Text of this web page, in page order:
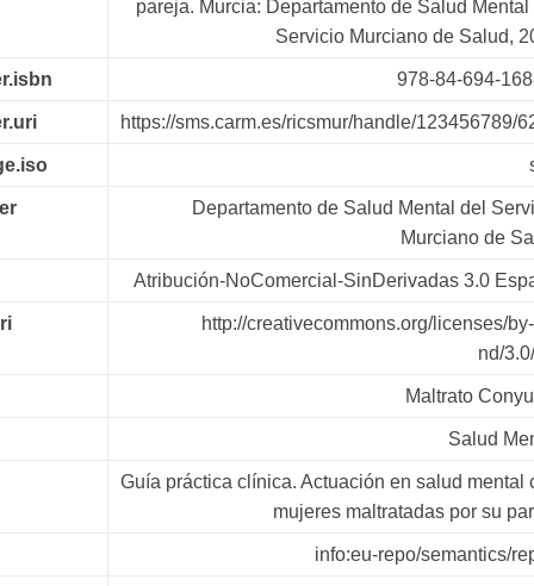
pareja. Murcia: Departamento de Salud Mental
Servicio Murciano de Salud,
978-84-694-
https://sms.carm.es/ricsmur/handle/123456789/
Departamento de Salud Mental del
Murciano de
Atribución-NoComercial-SinDerivadas 3.0
http://creativecommons.org/licenses/
nd/
Maltrato
Salud
Guía práctica clínica. Actuación en salud mental
mujeres maltratadas por su
info:eu-repo/semantics/